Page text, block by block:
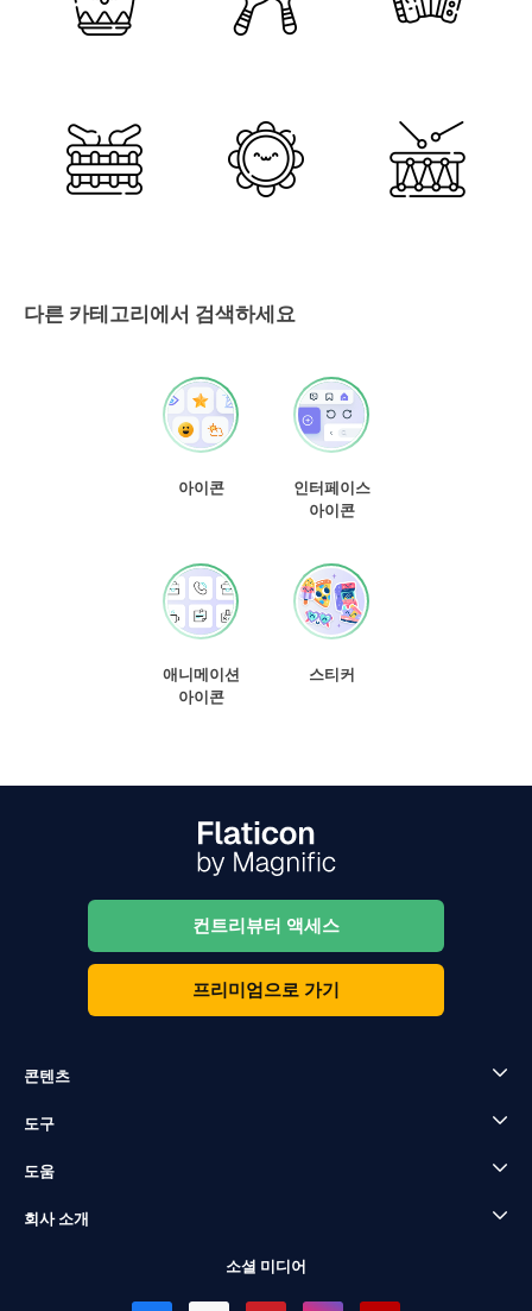
다른 카테고리에서 검색하세요
아이콘
인터페이스
아이콘
애니메이션
아이콘
스티커
컨트리뷰터 액세스
프리미엄으로 가기
콘텐츠
도구
도움
회사 소개
소셜 미디어